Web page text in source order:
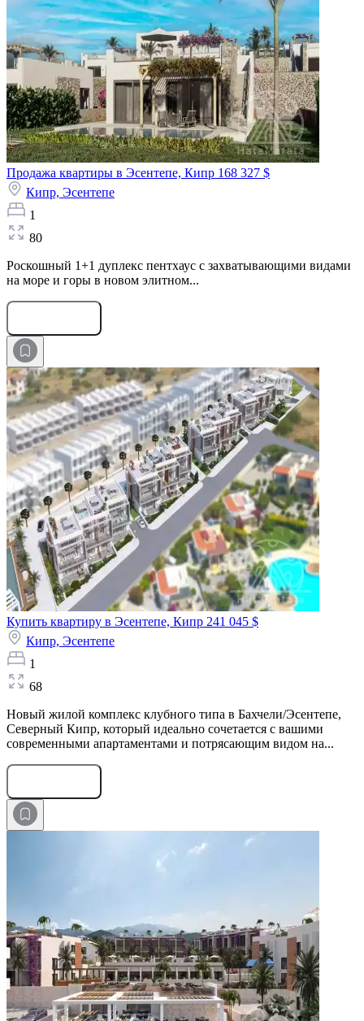
Продажа квартиры в Эсентепе, Кипр 168 327 $
Кипр, Эсентепе
1
80
Роскошный 1+1 дуплекс пентхаус с захватывающими видами
на море и горы в новом элитном...
Купить квартиру в Эсентепе, Кипр 241 045 $
Кипр, Эсентепе
1
68
Новый жилой комплекс клубного типа в Бахчели/Эсентепе,
Северный Кипр, который идеально сочетается с вашими
современными апартаментами и потрясающим видом на...